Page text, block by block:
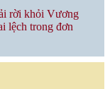
rời khỏi Vương
lệch trong đơn